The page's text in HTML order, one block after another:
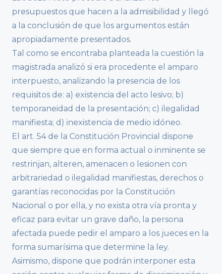
presupuestos que hacen a la admisibilidad y llegó
a la conclusión de que los argumentos están
apropiadamente presentados.
Tal como se encontraba planteada la cuestión la
magistrada analizó si era procedente el amparo
interpuesto, analizando la presencia de los
requisitos de: a) existencia del acto lesivo; b)
temporaneidad de la presentación; c) ilegalidad
manifiesta; d) inexistencia de medio idóneo.
El art. 54 de la Constitución Provincial dispone
que siempre que en forma actual o inminente se
restrinjan, alteren, amenacen o lesionen con
arbitrariedad o ilegalidad manifiestas, derechos o
garantías reconocidas por la Constitución
Nacional o por ella, y no exista otra vía pronta y
eficaz para evitar un grave daño, la persona
afectada puede pedir el amparo a los jueces en la
forma sumarísima que determine la ley.
Asimismo, dispone que podrán interponer esta